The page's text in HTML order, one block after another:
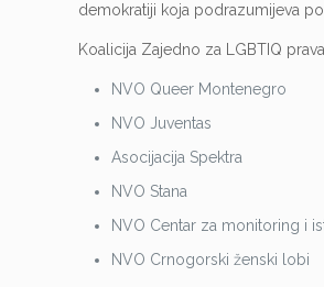
demokratiji koja podrazumijeva
Koalicija Zajedno za LGBTIQ
NVO Queer Montenegro
NVO Juventas
Asocijacija Spektra
NVO Stana
NVO Centar za monitoring i
NVO Crnogorski ženski lobi